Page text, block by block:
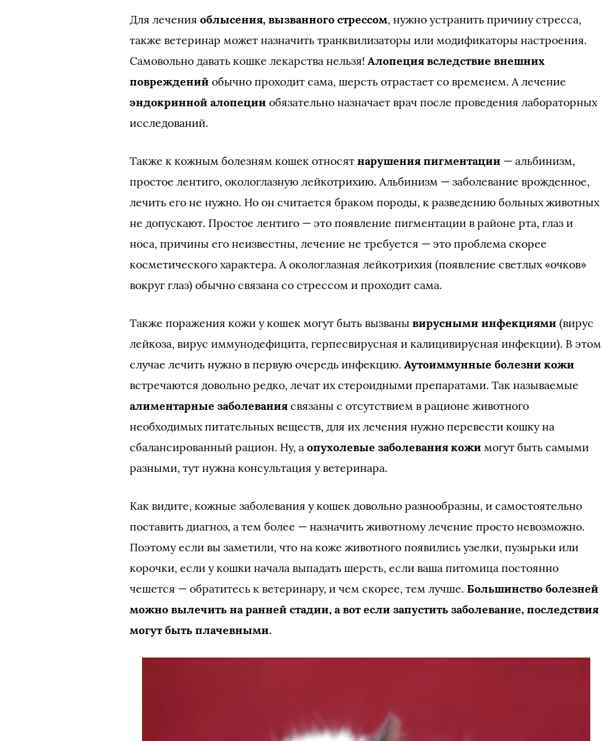
Для леченияоблысения, вызванного стрессом, нужно устранить причину стресса,
также ветеринар может назначить транквилизаторы или модификаторы настроения.
Самовольно давать кошке лекарства нельзя!Алопеция вследствие внешних
повреждений обычно проходит сама, шерсть отрастает со временем. А лечение
эндокринной алопеции обязательно назначает врач после проведения лабораторных
исследований.
Также к кожным болезням кошек относятнарушения пигментации — альбинизм,
простое лентиго, окологлазную лейкотрихию. Альбинизм — заболевание врожденное,
лечить его не нужно. Но он считается браком породы, к разведению больных животных
не допускают. Простое лентиго — это появление пигментации в районе рта, глаз и
носа, причины его неизвестны, лечение не требуется — это проблема скорее
косметического характера. А окологлазная лейкотрихия (появление светлых «очков»
вокруг глаз) обычно связана со стрессом и проходит сама.
Также поражения кожи у кошек могут быть вызванывирусными инфекциями (вирус
лейкоза, вирус иммунодефицита, герпесвирусная и калицивирусная инфекции). В этом
случае лечить нужно в первую очередь инфекцию.Аутоиммунные болезни кожи
встречаются довольно редко, лечат их стероидными препаратами. Так называемые
алиментарные заболевания связаны с отсутствием в рационе животного
необходимых питательных веществ, для их лечения нужно перевести кошку на
сбалансированный рацион. Ну, аопухолевые заболевания кожи могут быть самыми
разными, тут нужна консультация у ветеринара.
Как видите, кожные заболевания у кошек довольно разнообразны, и самостоятельно
поставить диагноз, а тем более — назначить животному лечение просто невозможно.
Поэтому если вы заметили, что на коже животного появились узелки, пузырьки или
корочки, если у кошки начала выпадать шерсть, если ваша питомица постоянно
чешется — обратитесь к ветеринару, и чем скорее, тем лучше.Большинство болезней
можно вылечить на ранней стадии, а вот если запустить заболевание, последствия
могут быть плачевными.